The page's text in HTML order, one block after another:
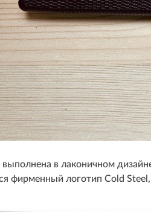
в лаконичном
фирменный логотип Cold